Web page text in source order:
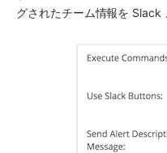
グされたチーム情報を Slack